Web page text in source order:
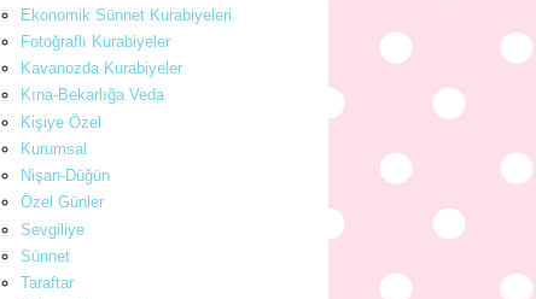
Ekonomik Sünnet Kurabiyeleri
Fotoğraflı Kurabiyeler
Kavanozda Kurabiyeler
Kına-Bekarlığa Veda
Kişiye Özel
Kurumsal
Nişan-Düğün
Özel Günler
Sevgiliye
Sünnet
Taraftar